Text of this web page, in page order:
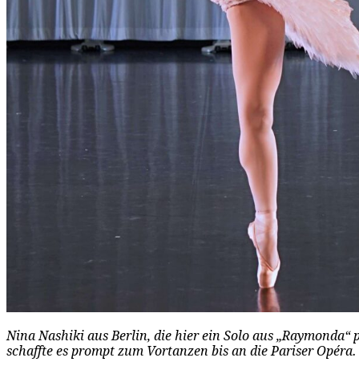
Nina Nashiki aus Berlin, die hier ein Solo aus
schaffte es prompt zum Vortanzen bis an die Pariser